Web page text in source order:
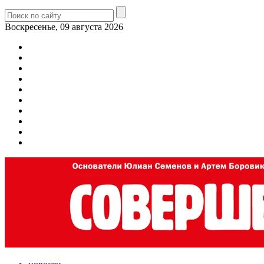
Воскресенье, 09 августа 2026